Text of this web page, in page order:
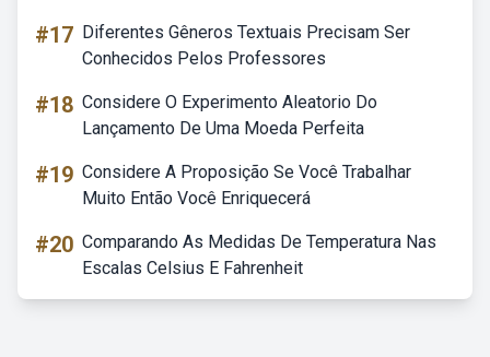
#17 Diferentes Gêneros Textuais Precisam Ser
Conhecidos Pelos Professores
#18 Considere O Experimento Aleatorio Do
Lançamento De Uma Moeda Perfeita
#19 Considere A Proposição Se Você Trabalhar
Muito Então Você Enriquecerá
#20 Comparando As Medidas De Temperatura Nas
Escalas Celsius E Fahrenheit